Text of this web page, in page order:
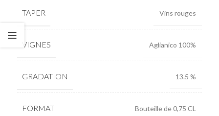
TAPER Vins rouges
VIGNES Aglianico 100%
GRADATION 13.5 %
FORMAT Bouteille de 0,75 CL